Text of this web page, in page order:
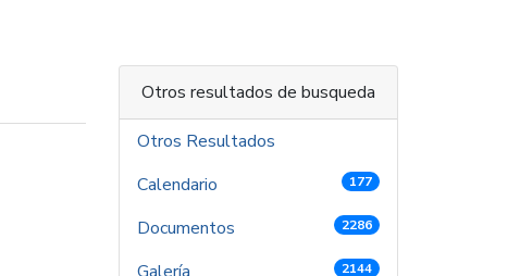
Otros resultados de busqueda
Otros Resultados
Calendario
177
Documentos 2286
2144